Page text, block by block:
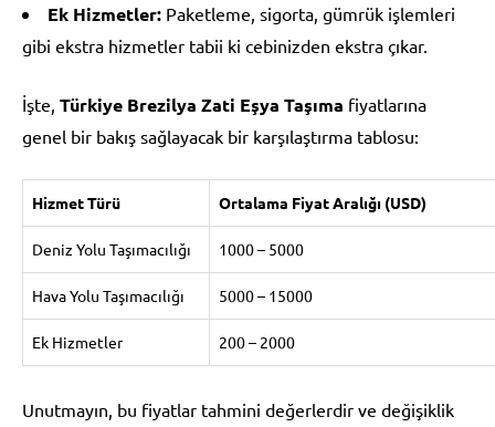
Ek Hizmetler: Paketleme, sigorta, gümrük işlemleri
gibi ekstra hizmetler tabii ki cebinizden ekstra çıkar.
İşte, Türkiye Brezilya Zati Eşya Taşıma fiyatlarına
genel bir bakış sağlayacak bir karşılaştırma tablosu:
Hizmet Türü Ortalama Fiyat Aralığı (USD)
Deniz Yolu Taşımacılığı 1000 – 5000
Hava Yolu Taşımacılığı 5000 – 15000
Ek Hizmetler 200 – 2000
Unutmayın, bu fiyatlar tahmini değerlerdir ve değişiklik